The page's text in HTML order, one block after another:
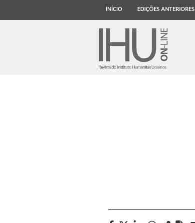
INÍCIO EDIÇÕES ANTERIORES